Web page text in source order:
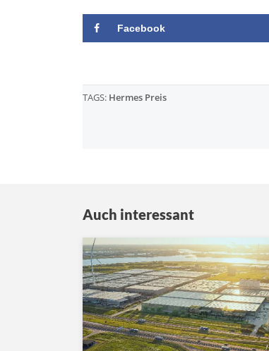
Facebook
TAGS: Hermes Preis
Auch interessant